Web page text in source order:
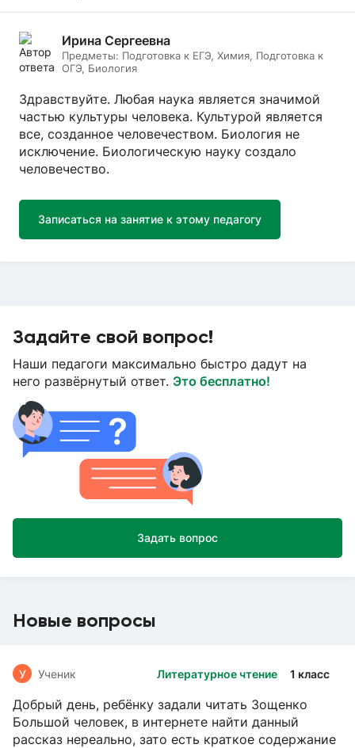
Ирина Сергеевна
Предметы: Подготовка к ЕГЭ, Химия, Подготовка к
ОГЭ, Биология
Здравствуйте. Любая наука является значимой
частью культуры человека. Культурой является
все, созданное человечеством. Биология не
исключение. Биологическую науку создало
человечество.
Записаться на занятие к этому педагогу
Задайте свой вопрос!
Наши педагоги максимально быстро дадут на
него развёрнутый ответ. Это бесплатно!
Задать вопрос
Новые вопросы
Литературное чтение 1 класс
У Ученик
Добрый день, ребёнку задали читать Зощенко
Большой человек, в интернете найти данный
рассказ нереально, зато есть краткое содержание